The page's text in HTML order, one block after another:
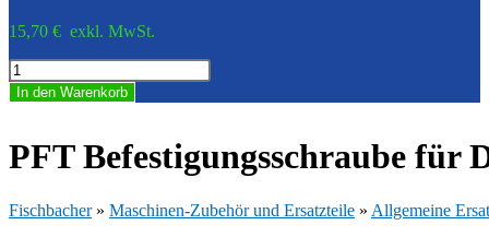
15,70 € exkl. MwSt.
PFT
Befestigungsschraube
für
20208801
Menge
In den Warenkorb
PFT Befestigungsschraube für
Fischbacher» Maschinen-Zubehör und Ersatzteile » Allgemeine